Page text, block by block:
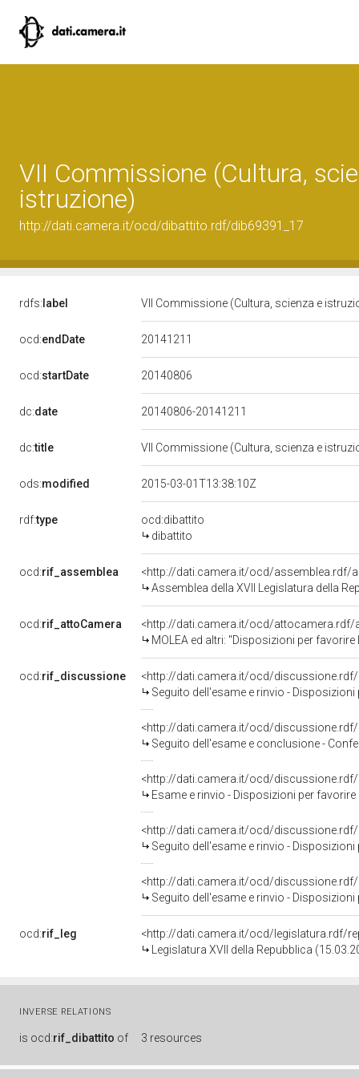
VII Commissione (Cultura,
istruzione)
http://dati.camera.it/ocd/dibattito.rdf/dib69391_17
rdfs: label VII Commissione (Cultura, scienza e
ocd:endDate 20141211
ocd:startDate 20140806
dc:date 20140806-20141211
dc:title VII Commissione (Cultura, scienza e
ods:modified 2015-03-01T13:38:10Z
rdf:type
ocd:dibattito
dibattito
ocd:rif_assemblea
<http://dati.camera.it/ocd/assemblea.rdf/
Assemblea della XVII Legislatura della
ocd:rif_attoCamera
<http://dati.camera.it/ocd/attocamera.rdf/
MOLEA ed altri: "Disposizioni per favorire l'integrazione sociale
ocd:rif_discussione
<http://dati.camera.it/ocd/discussione.rdf/
Seguito dell'esame e rinvio - Disposizioni per favorire l'integrazione
<http://dati.camera.it/ocd/discussione.rdf/
Seguito dell'esame e conclusione - Conferimento del mandato al relatore a riferire
<http://dati.camera.it/ocd/discussione.rdf/
Esame e rinvio - Disposizioni per favorire l'integrazione sociale
<http://dati.camera.it/ocd/discussione.rdf/
Seguito dell'esame e rinvio - Disposizioni per favorire l'integrazione
<http://dati.camera.it/ocd/discussione.rdf/
Seguito dell'esame e rinvio - Disposizioni per favorire l'integrazione
ocd:rif_leg
<http://dati.camera.it/ocd/legislatura.rdf/
Legislatura XVII della Repubblica
INVERSE RELATIONS
is ocd:rif_dibattito of 3 resources